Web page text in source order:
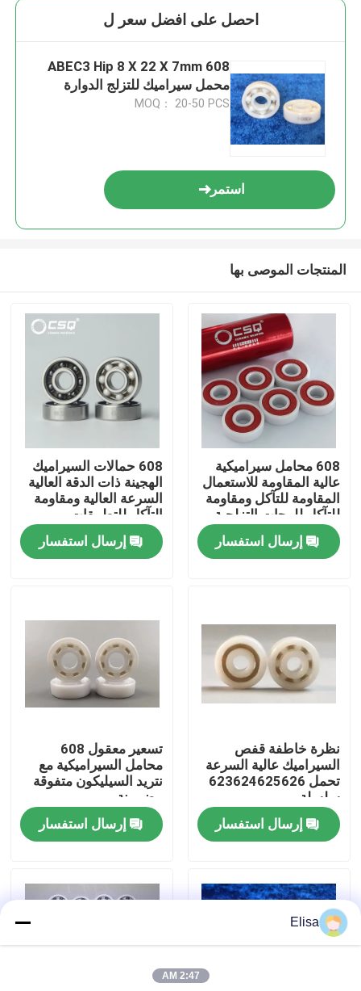
منزل
عرض الواقع الافتراضي
معلومات عنا
رقابة جودة
اتصل بنا
اطلب اقتباس
محامل كروية سيراميك
احصل على افضل سعر ل
ABEC3 Hip 8 X 22 X 7mm 608
محمل سيراميك للتزلج الدوارة
MOQ： 20-50 PCS
استمر
المنتجات الموصى بها
608 محامل سيراميكية
عالية المقاومة للاستعمال
المقاومة للتآكل ومقاومة
للتآكل للوحات التزلجية
الدقيقة P5 P4 ولوحات
التزلج في الخط
إرسال استفسار
608 حمالات السيراميك
الهجينة ذات الدقة العالية
السرعة العالية ومقاومة
التآكل للتطبيقات
الصناعية
إرسال استفسار
نظرة خاطفة قفص
السيراميك عالية السرعة
تحمل 623624625626
سلسلة
إرسال استفسار
تسعير معقول 608
محامل السيراميكية مع
نتريد السيليكون متفوقة
مضمونة
إرسال استفسار
Elisa
2:47 AM